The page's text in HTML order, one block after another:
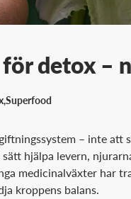
detox –
,Superfood
– inte att
hjälpa levern,
medicinalväxter har
kroppens balans.